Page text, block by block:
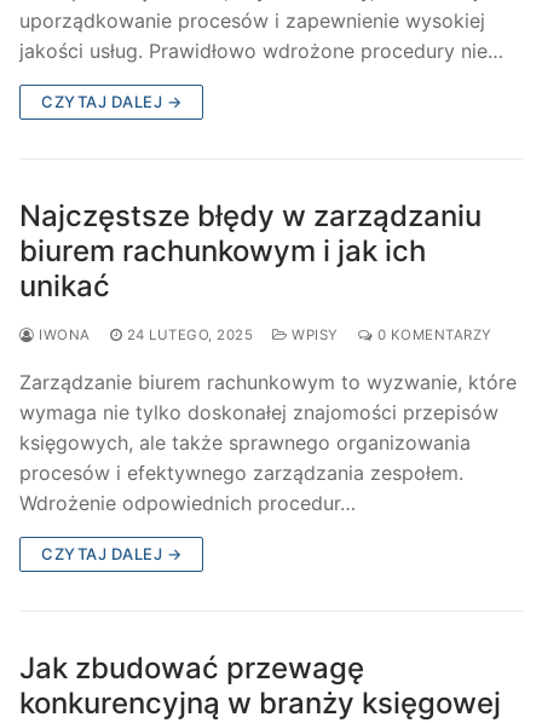
uporządkowanie procesów i zapewnienie wysokiej
jakości usług. Prawidłowo wdrożone procedury nie…
CZYTAJ DALEJ →
Najczęstsze błędy w zarządzaniu
biurem rachunkowym i jak ich
unikać
IWONA 24 LUTEGO, 2025 WPISY 0 KOMENTARZY
Zarządzanie biurem rachunkowym to wyzwanie, które
wymaga nie tylko doskonałej znajomości przepisów
księgowych, ale także sprawnego organizowania
procesów i efektywnego zarządzania zespołem.
Wdrożenie odpowiednich procedur…
CZYTAJ DALEJ →
Jak zbudować przewagę
konkurencyjną w branży księgowej